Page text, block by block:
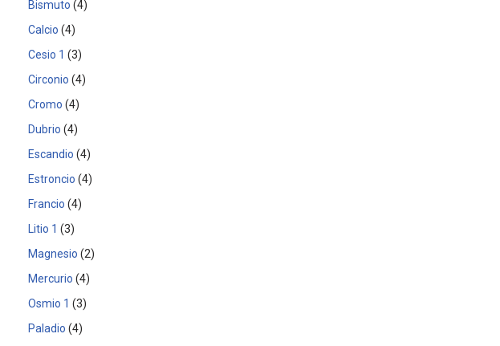
Bismuto 4
Calcio 4
Cesio 1
3
Circonio 4
Cromo 4
Dubrio 4
Escandio 4
Estroncio 4
Francio 4
Litio 1
3
Magnesio 2
Mercurio 4
Osmio 1
3
Paladio 4